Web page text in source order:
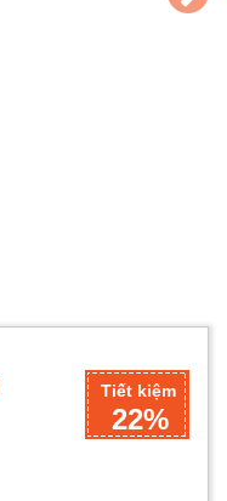
Tiết kiệm
22%